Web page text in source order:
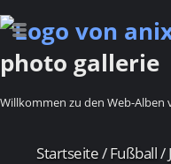
photo gallerie
Willkommen zu den Web-Alben
Startseite/Fußball/